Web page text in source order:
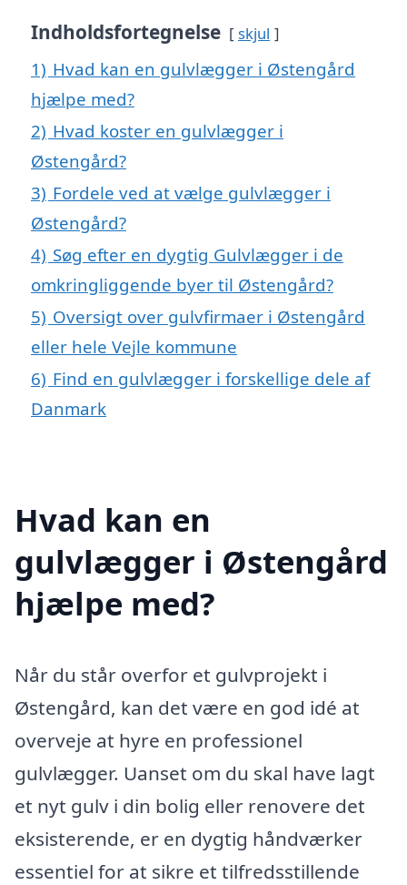
Indholdsfortegnelse skjul
1) Hvad kan en gulvlægger i Østengård
hjælpe med?
2) Hvad koster en gulvlægger i
Østengård?
3) Fordele ved at vælge gulvlægger i
Østengård?
4) Søg efter en dygtig Gulvlægger i de
omkringliggende byer til Østengård?
5) Oversigt over gulvfirmaer i Østengård
eller hele Vejle kommune
6) Find en gulvlægger i forskellige dele af
Danmark
Hvad kan en
gulvlægger i Østengård
hjælpe med?
Når du står overfor et gulvprojekt i
Østengård, kan det være en god idé at
overveje at hyre en professionel
gulvlægger. Uanset om du skal have lagt
et nyt gulv i din bolig eller renovere det
eksisterende, er en dygtig håndværker
essentiel for at sikre et tilfredsstillende